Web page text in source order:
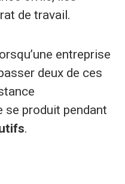
de travail.
entreprise
deux de ces
se produit pendant
.